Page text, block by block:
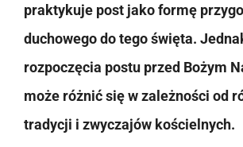
praktykuje post jako formę
duchowego do tego święta.
rozpoczęcia postu przed Bożym
może różnić się w zależności od
tradycji i zwyczajów kościelnych.